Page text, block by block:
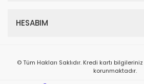
HESABIM
© Tüm Hakları Saklıdır. Kredi kartı
korunmaktadır.